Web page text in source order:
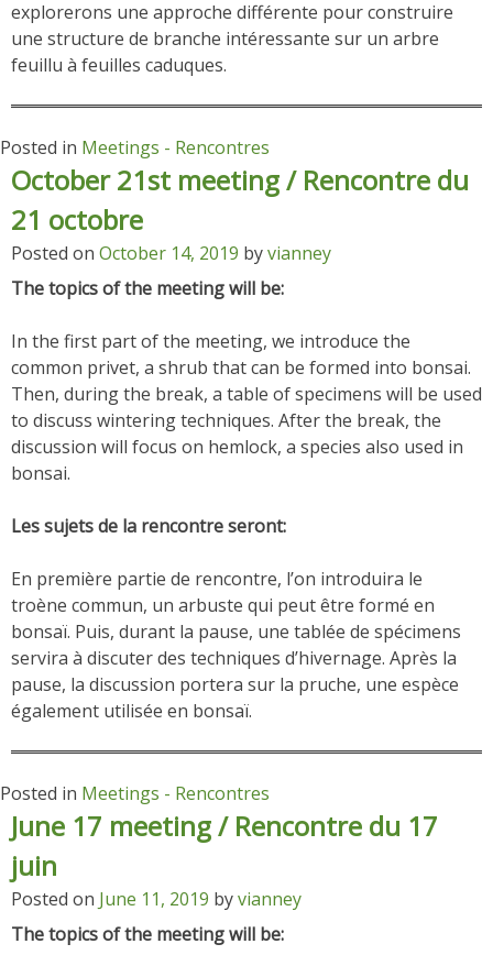
explorerons une approche différente pour construire
une structure de branche intéressante sur un arbre
feuillu à feuilles caduques.
Posted in Meetings - Rencontres
October 21st meeting / Rencontre du
21 octobre
Posted on October 14, 2019 byvianney
The topics of the meeting will be:
In the first part of the meeting, we introduce the
common privet, a shrub that can be formed into bonsai.
Then, during the break, a table of specimens will be used
to discuss wintering techniques. After the break, the
discussion will focus on hemlock, a species also used in
bonsai.
Les sujets de la rencontre seront:
En première partie de rencontre, l’on introduira le
troène commun, un arbuste qui peut être formé en
bonsaï. Puis, durant la pause, une tablée de spécimens
servira à discuter des techniques d’hivernage. Après la
pause, la discussion portera sur la pruche, une espèce
également utilisée en bonsaï.
Posted in Meetings - Rencontres
June 17 meeting / Rencontre du 17
juin
Posted on June 11, 2019 byvianney
The topics of the meeting will be: